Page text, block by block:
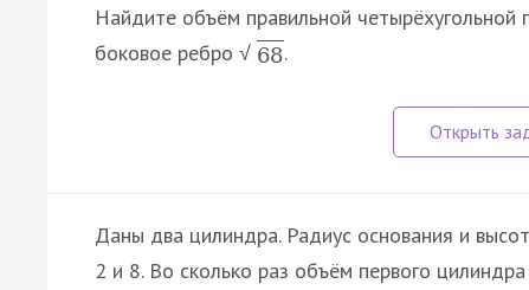
Найдите объём правильной
боковое ребро √ 68.
Даны два цилиндра. Радиус основания и
2 и 8. Во сколько раз объём первого